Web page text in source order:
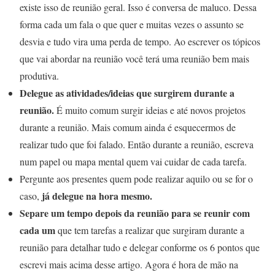
existe isso de reunião geral. Isso é conversa de maluco. Dessa
forma cada um fala o que quer e muitas vezes o assunto se
desvia e tudo vira uma perda de tempo. Ao escrever os tópicos
que vai abordar na reunião você terá uma reunião bem mais
produtiva.
Delegue as atividades/ideias que surgirem durante a
reunião.É muito comum surgir ideias e até novos projetos
durante a reunião. Mais comum ainda é esquecermos de
realizar tudo que foi falado. Então durante a reunião, escreva
num papel ou mapa mental quem vai cuidar de cada tarefa.
Pergunte aos presentes quem pode realizar aquilo ou se for o
caso, já delegue na hora mesmo.
Separe um tempo depois da reunião para se reunir com
cada umque tem tarefas a realizar que surgiram durante a
reunião para detalhar tudo e delegar conforme os 6 pontos que
escrevi mais acima desse artigo. Agora é hora de mão na